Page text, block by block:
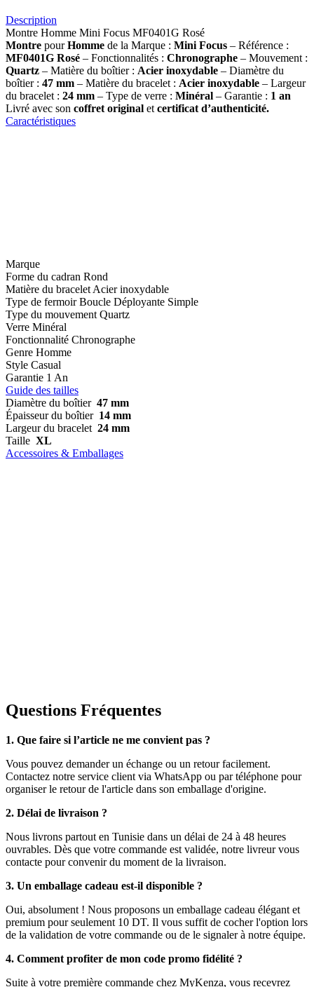
Description
Montre Homme Mini Focus MF0401G Rosé
Montre pourHomme de la Marque : Mini Focus – Référence :
MF0401G Rosé – Fonctionnalités : Chronographe – Mouvement :
Quartz – Matière du boîtier : Acier inoxydable – Diamètre du
boîtier : 47 mm – Matière du bracelet : Acier inoxydable – Largeur
du bracelet : 24 mm – Type de verre : Minéral – Garantie : 1 an
Livré avec son coffret original et certificat d’authenticité.
Caractéristiques
Marque
Forme du cadran Rond
Matière du bracelet Acier inoxydable
Type de fermoir Boucle Déployante Simple
Type du mouvement Quartz
Verre Minéral
Fonctionnalité Chronographe
Genre Homme
Style Casual
Garantie 1 An
Guide des tailles
Diamètre du boîtier 47 mm
Épaisseur du boîtier 14 mm
Largeur du bracelet 24 mm
Taille XL
Accessoires & Emballages
Questions Fréquentes
1. Que faire si l’article ne me convient pas ?
Vous pouvez demander un échange ou un retour facilement.
Contactez notre service client via WhatsApp ou par téléphone pour
organiser le retour de l'article dans son emballage d'origine.
2. Délai de livraison ?
Nous livrons partout en Tunisie dans un délai de 24 à 48 heures
ouvrables. Dès que votre commande est validée, notre livreur vous
contacte pour convenir du moment de la livraison.
3. Un emballage cadeau est-il disponible ?
Oui, absolument ! Nous proposons un emballage cadeau élégant et
premium pour seulement 10 DT. Il vous suffit de cocher l'option lors
de la validation de votre commande ou de le signaler à notre équipe.
4. Comment profiter de mon code promo fidélité ?
Suite à votre première commande chez MyKenza, vous recevrez